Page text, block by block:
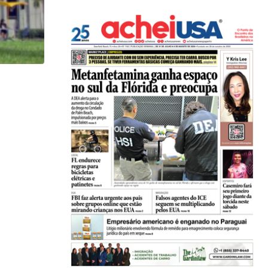
HISTÓRICO
Açaí é reconhecido oficialmente como fruto
21/01/2026